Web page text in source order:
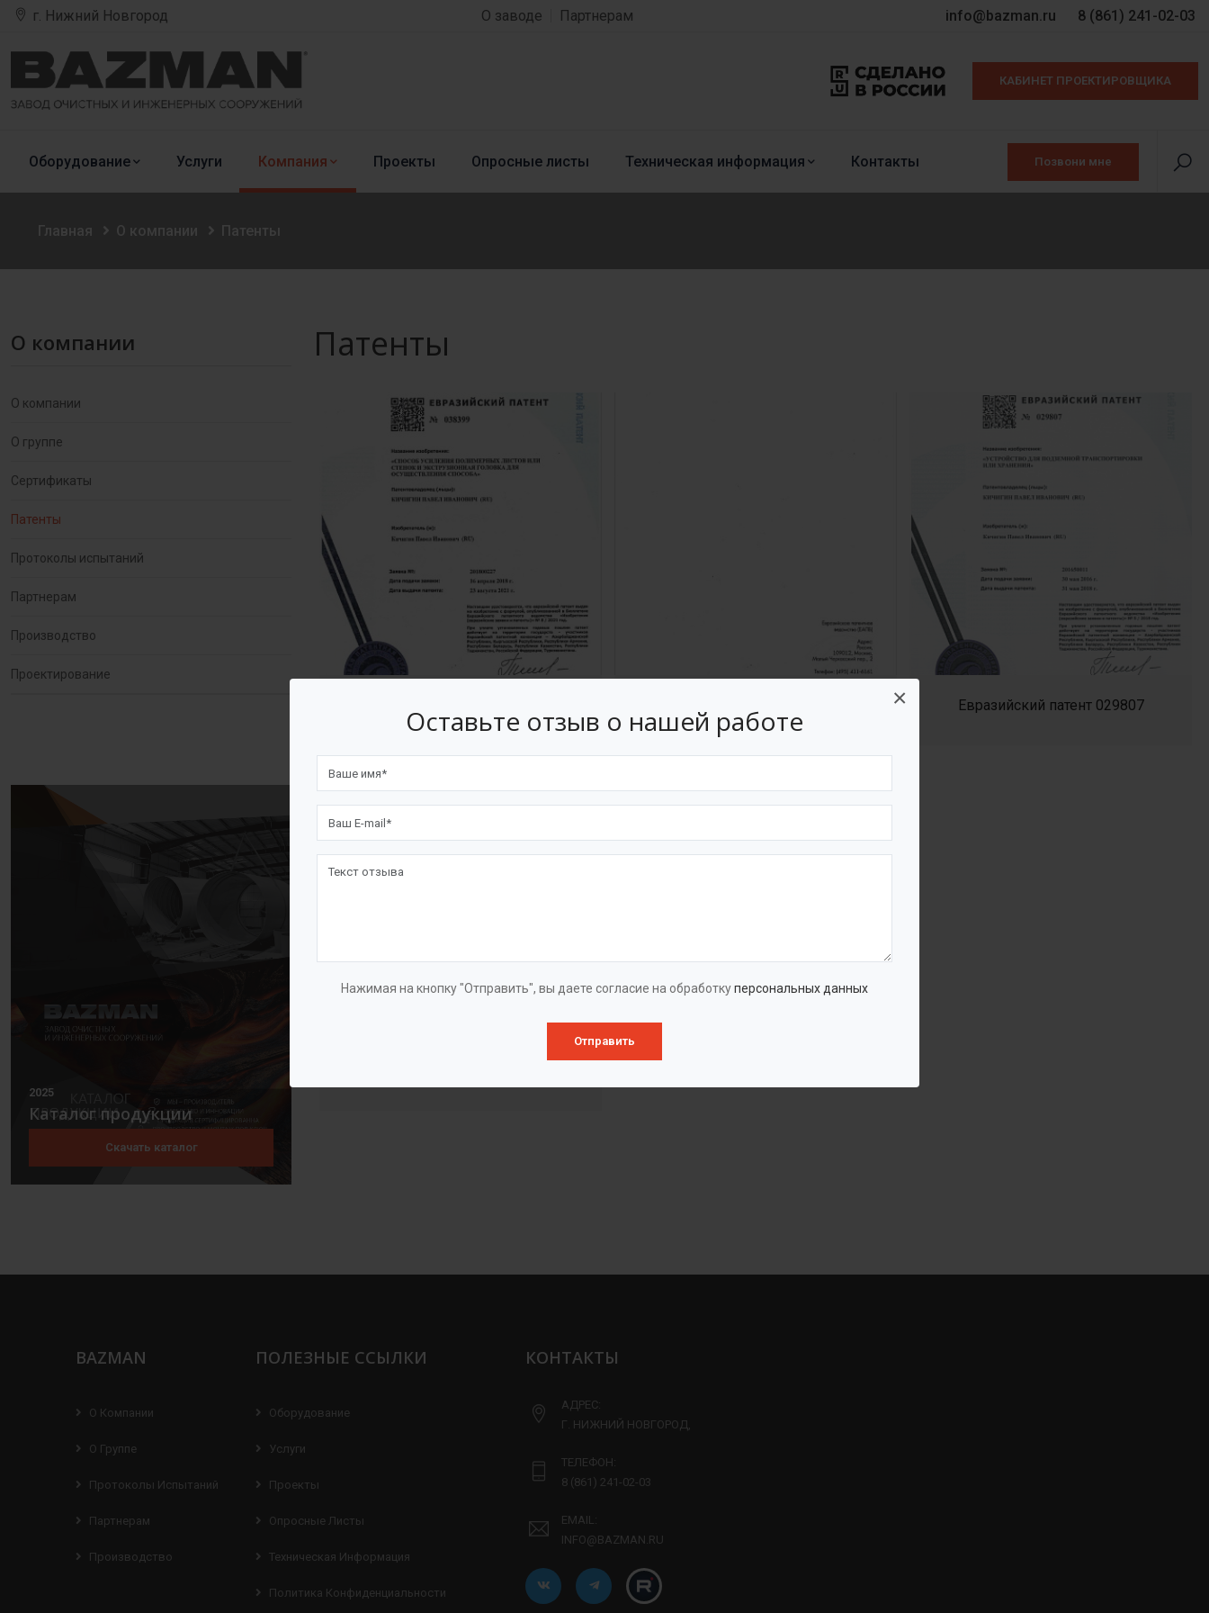
Оставьте отзыв о нашей работе
Нажимая на кнопку "Отправить", вы даете согласие на обработкуперсональных данных
Отправить
×
г. Нижний Новгород О заводе Партнерам info@bazman.ru 8 (861) 241-02-03
КАБИНЕТ ПРОЕКТИРОВЩИКА
Оборудование Услуги Компания Проекты Опросные листы Техническая информация Контакты Позвони мне
Главная О компании Патенты
О компании
О компании
О группе
Сертификаты
Патенты
Протоколы испытаний
Партнерам
Производство
Проектирование
2025
Каталог продукции
Скачать каталог
Патенты
Евразийский патент 029807
BAZMAN
О Компании
О Группе
Протоколы Испытаний
Партнерам
Производство
ПОЛЕЗНЫЕ ССЫЛКИ
Оборудование
Услуги
Проекты
Опросные Листы
Техническая Информация
Политика Конфиденциальности
КОНТАКТЫ
АДРЕС:
Г. НИЖНИЙ НОВГОРОД,
ТЕЛЕФОН:
8 (861) 241-02-03
EMAIL:
INFO@BAZMAN.RU